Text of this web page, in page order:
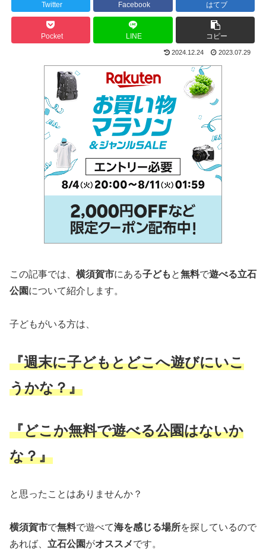
Twitter Facebook はてブ
Pocket LINE コピー
2024.12.24 2023.07.29
この記事では、 横須賀市にある子ども と無料で遊べる立石
公園について紹介します。
子どもがいる方は、
『週末に子どもとどこへ遊びにいこ
うかな？』
『どこか無料で遊べる公園はないか
な？』
と思ったことはありませんか？
横須賀市で無料で遊べて海を感じる場所を探しているので
あれば、 立石公園がオススメです。